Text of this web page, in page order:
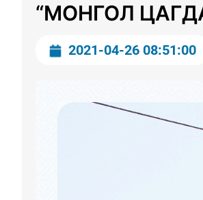
“МОНГОЛ
2021-04-26 08:51:00